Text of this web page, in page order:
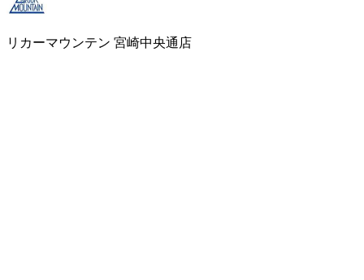
リカーマウンテン 宮崎中央通店